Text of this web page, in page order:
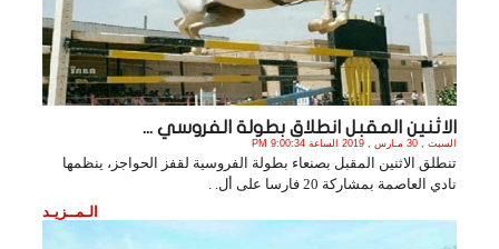
الاثنين المقبل انطلاق بطولة الفروسي ...
السبت , 30 مـارس , 2019 الساعة 9:00:34 PM
تنطلق الاثنين المقبل بصنعاء بطولة الفروسية لقفز الحواجز، ينظمها
نادي العاصمة بمشاركة 20 فارسا على أل. .
الـمــزيـد